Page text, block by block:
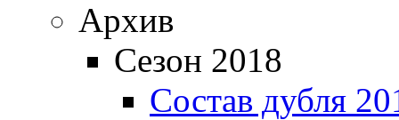
Архив
Сезон 2018
Состав дубля